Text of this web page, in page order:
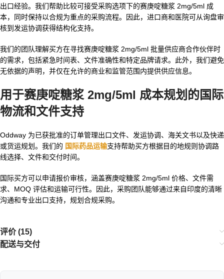
出口经验。我们帮助比较可接受采购选项下的赛庚啶糖浆 2mg/5ml 成
本，同时保持以合规为重点的采购流程。因此，进口商和医院可从询盘审
核到发运协调获得结构化支持。
我们的团队理解买方在寻找赛庚啶糖浆 2mg/5ml 批量供应商合作伙伴时
的需求，包括紧急时间表、文件准确性和特定品牌请求。此外，我们避免
无依据的声明，并仅在允许的商业和监管范围内提供供应信息。
用于赛庚啶糖浆 2mg/5ml 成本规划的国际
物流和文件支持
Oddway 为已获批准的订单管理出口文件、发运协调、海关文书以及快递
或货运规划。我们的 国际药品运输支持帮助买方根据目的地规则协调路
线选择、文件和交付时间。
国际买方可以申请报价审核，涵盖赛庚啶糖浆 2mg/5ml 价格、文件需
求、MOQ 评估和运输可行性。因此，采购团队能够通过来自印度的清晰
沟通和专业出口支持，规划合规采购。
评价 (15)
配送与交付